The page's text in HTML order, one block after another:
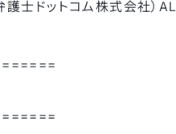
護士ドットコム株式会社